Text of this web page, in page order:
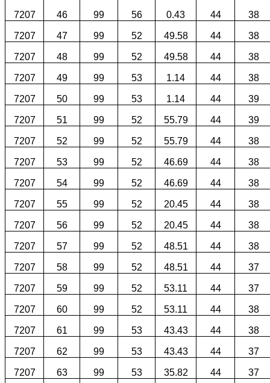
7207 46 99 56 0.43 44 38
7207 47 99 52 49.58 44 38
7207 48 99 52 49.58 44 38
7207 49 99 53 1.14 44 38
7207 50 99 53 1.14 44 39
7207 51 99 52 55.79 44 39
7207 52 99 52 55.79 44 38
7207 53 99 52 46.69 44 38
7207 54 99 52 46.69 44 38
7207 55 99 52 20.45 44 38
7207 56 99 52 20.45 44 38
7207 57 99 52 48.51 44 38
7207 58 99 52 48.51 44 37
7207 59 99 52 53.11 44 37
7207 60 99 52 53.11 44 38
7207 61 99 53 43.43 44 38
7207 62 99 53 43.43 44 37
7207 63 99 53 35.82 44 37